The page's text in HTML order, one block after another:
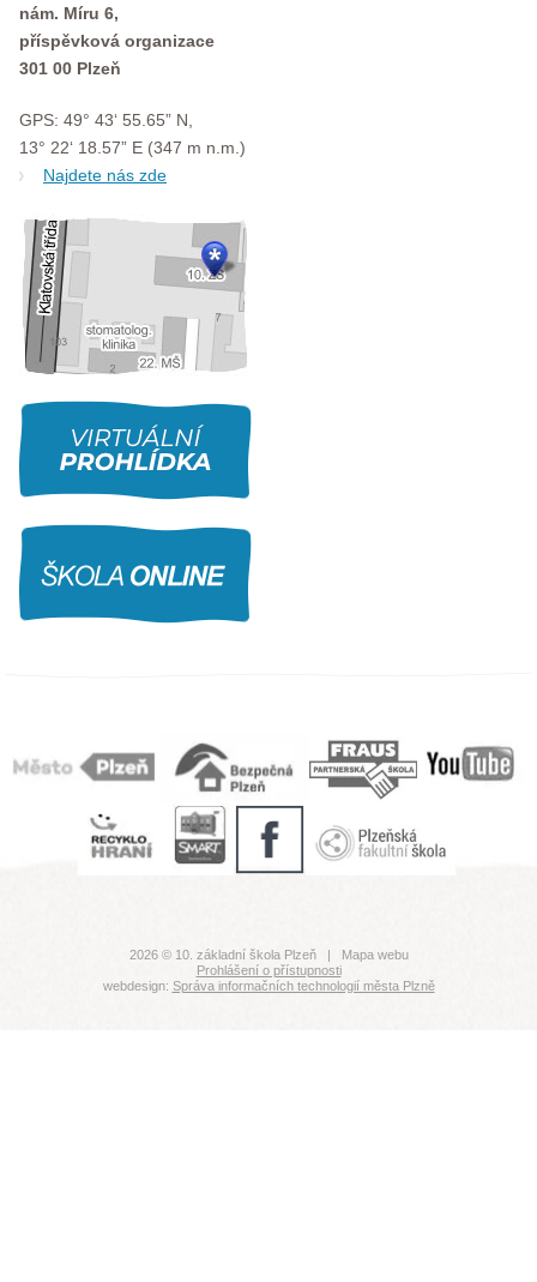
nám. Míru 6,
příspěvková organizace
301 00 Plzeň
GPS: 49° 43‘ 55.65” N,
13° 22‘ 18.57” E (347 m n.m.)
Najdete nás zde
2026 © 10. základní škola Plzeň |
Mapa webu
Prohlášení o přístupnosti
webdesign: Správa informačních technologií města Plzně